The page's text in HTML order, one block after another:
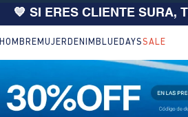
💙 SI ERES CLIENTE SURA,
HOMBRE MUJER DENIM BLUEDAYSSALE